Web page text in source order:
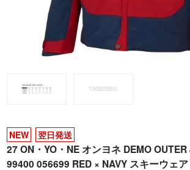
NEW 翌日発送
27 ON・YO・NE オンヨネ DEMO
99400 056699 RED × NAVY スキーウェ